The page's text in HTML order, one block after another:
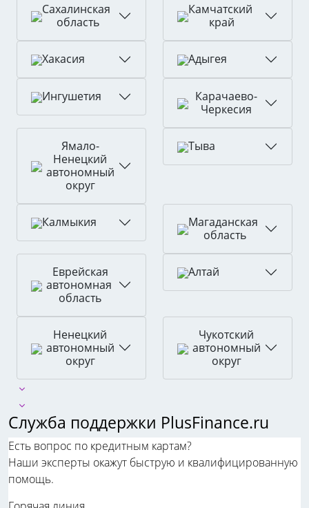
Сахалинская
область
Камчатский
край
Хакасия Адыгея
Ингушетия
Карачаево-
Черкесия
Ямало-
Ненецкий
автономный
округ
Тыва
Калмыкия
Магаданская
область
Еврейская
автономная
область
Алтай
Ненецкий
автономный
округ
Чукотский
автономный
округ
Служба поддержки PlusFinance.ru
Есть вопрос по кредитным картам?
Наши эксперты окажут быструю и квалифицированную
помощь.